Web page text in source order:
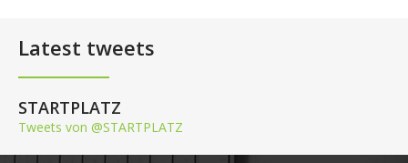
Latest tweets
STARTPLATZ
Tweets von @STARTPLATZ